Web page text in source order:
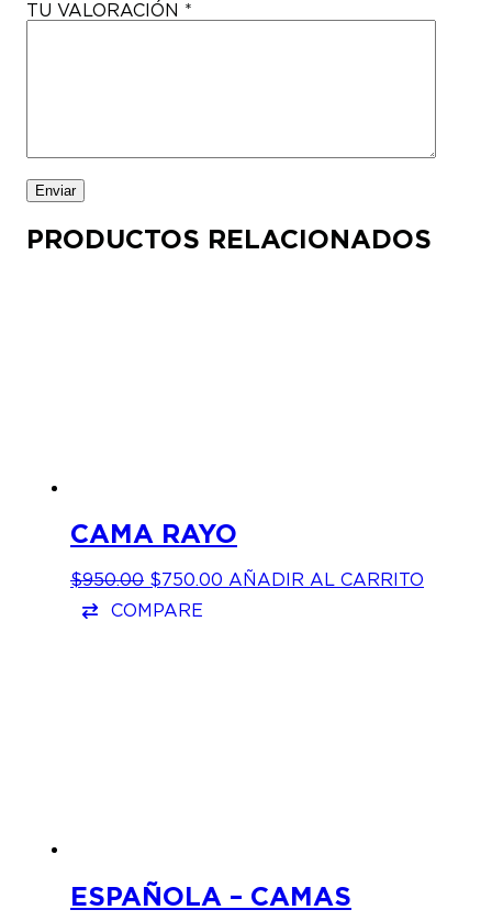
TU VALORACIÓN *
PRODUCTOS RELACIONADOS
CAMA RAYO
$950.00 EL
ORIGINAL
$750.00 EL
AÑADIR AL CARRITO
COMPARE
ESPAÑOLA – CAMAS